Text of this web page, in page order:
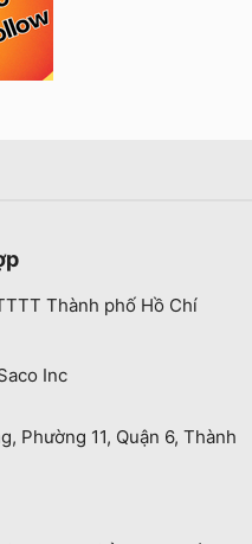
Thành phố Hồ Chí
Inc
Phường 11, Quận 6, Thành